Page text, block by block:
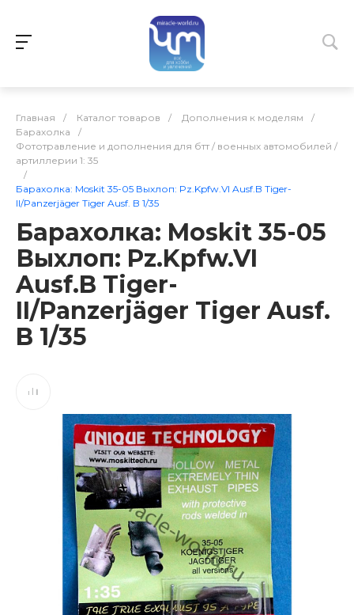
Главная / Каталог товаров / Дополнения к моделям
/
Барахолка
/
Фототравление и дополнения для бтт / военных автомобилей /
артиллерии 1: 35
/
Барахолка: Moskit 35-05 Выхлоп: Pz.Kpfw.VI Ausf.B Tiger-
II/Panzerjäger Tiger Ausf. B 1/35
Барахолка: Moskit 35-05
Выхлоп: Pz.Kpfw.VI
Ausf.B Tiger-
II/Panzerjäger Tiger Ausf.
B 1/35